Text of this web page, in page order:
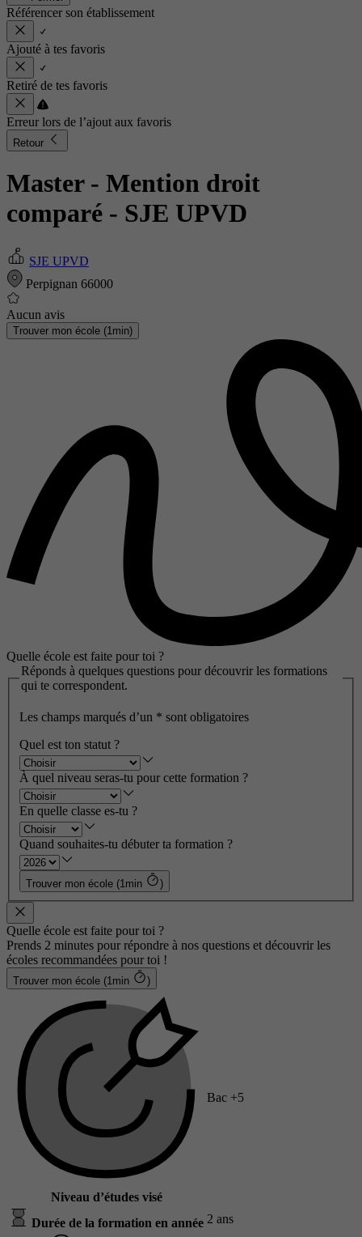
Référencer son établissement
Ajouté à tes favoris
Retiré de tes favoris
Erreur lors de l’ajout aux favoris
Retour
Master - Mention droit
comparé - SJE UPVD
SJE UPVD
Perpignan 66000
Aucun avis
Trouver mon école (1min)
Quelle école est faite pour toi ?
Réponds à quelques questions pour découvrir les formations
qui te correspondent.
Les champs marqués d’un * sont obligatoires
Quel est ton statut ?
À quel niveau seras-tu pour cette formation ?
En quelle classe es-tu ?
Quand souhaites-tu débuter ta formation ?
Trouver mon école (1min )
Quelle école est faite pour toi ?
Prends 2 minutes pour répondre à nos questions et découvrir les
écoles recommandées pour toi !
Trouver mon école (1min )
Niveau d’études visé
Bac +5
Durée de la formation en année 2 ans